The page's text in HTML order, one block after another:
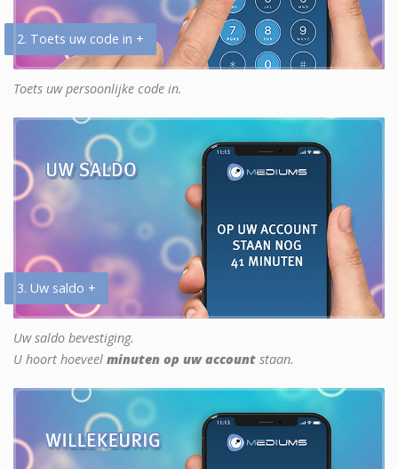
2. Toets uw code in +
Toets uw persoonlijke code in.
3. Uw saldo +
Uw saldo bevestiging.
U hoort hoeveel minuten op uw account staan.